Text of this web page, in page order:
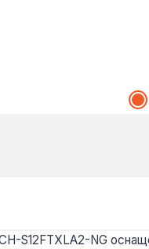
S12FTXLA2-NG